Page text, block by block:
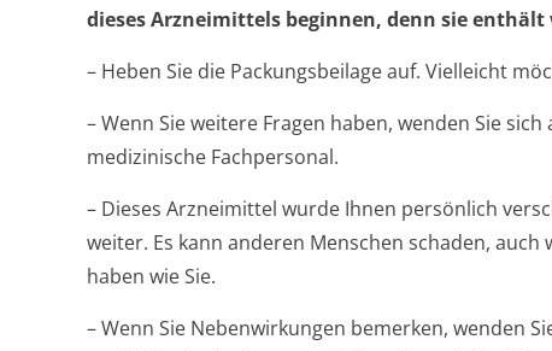
dieses Arzneimittels beginnen, denn sie
– Heben Sie die Packungsbeilage auf. Vielleicht
– Wenn Sie weitere Fragen haben, wenden Sie
medizinische Fachpersonal.
– Dieses Arzneimittel wurde Ihnen persönlich
weiter. Es kann anderen Menschen schaden, auch
haben wie Sie.
– Wenn Sie Nebenwirkungen bemerken, wenden